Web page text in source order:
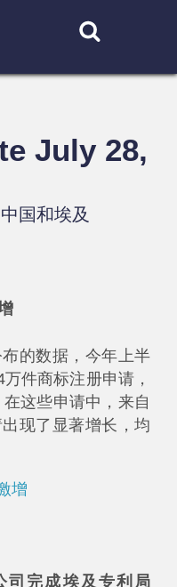
July 28,
国和埃及
的数据，今年上半
件商标注册申请，
这些申请中，来自
现了显著增长，均
增
司完成埃及专利局